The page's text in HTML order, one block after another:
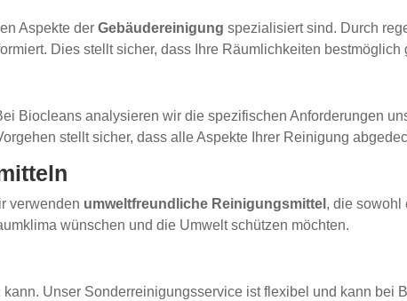
Aspekte derGebäudereinigung spezialisiert sind. Durch
Dies stellt sicher, dass Ihre Räumlichkeiten bestmöglich
Biocleans analysieren wir die spezifischen Anforderungen
stellt sicher, dass alle Aspekte Ihrer Reinigung
verwenden umweltfreundliche Reinigungsmittel , die sowohl
wünschen und die Umwelt schützen möchten.
Unser Sonderreinigungsservice ist flexibel und kann bei